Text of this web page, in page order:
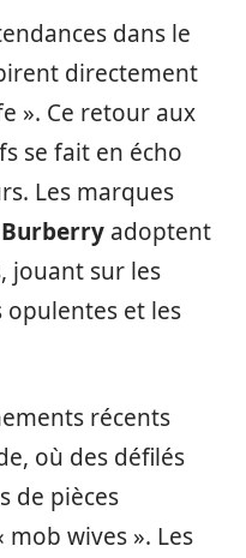
dans le
directement
». Ce retour aux
se fait en écho
Les marques
Burberry adoptent
jouant sur les
opulentes et les
récents
où des défilés
de pièces
mob wives ». Les